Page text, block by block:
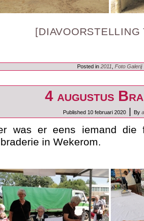
[DIAVOORSTELLING
Posted in 2011 Foto Galerij
4 augustus
Published 10 februari 2020 By
was er eens iemand die
in Wekerom.